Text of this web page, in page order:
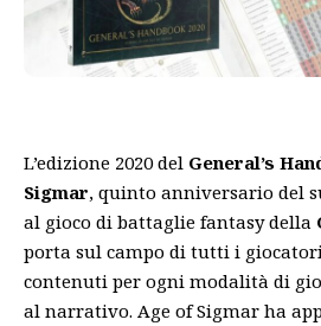
L’edizione 2020 del General’s
Sigmar, quinto anniversario del
al gioco di battaglie fantasy della
porta sul campo di tutti i
contenuti per ogni modalità di
al narrativo. Age of Sigmar ha